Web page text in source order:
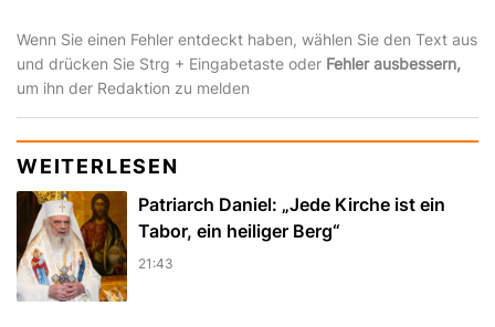
Wenn Sie einen Fehler entdeckt haben, wählen Sie den Text aus
und drücken Sie Strg + Eingabetaste oder Fehler ausbessern,
um ihn der Redaktion zu melden
WEITERLESEN
Patriarch Daniel: „Jede Kirche ist ein
Tabor, ein heiliger Berg“
21:43